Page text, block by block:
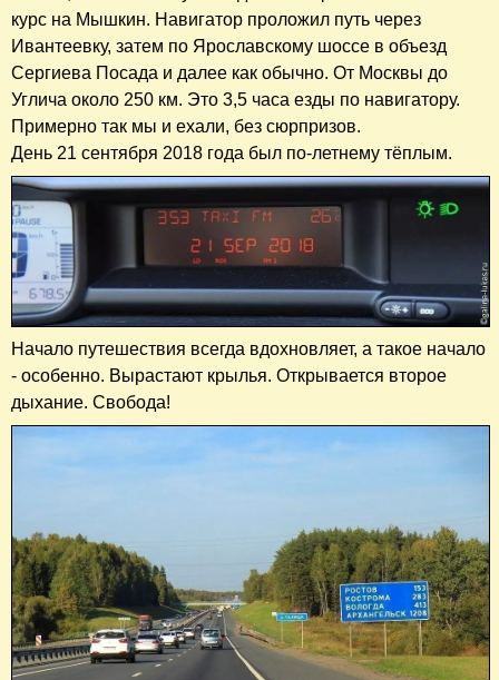
курс на Мышкин. Навигатор проложил путь через
Ивантеевку, затем по Ярославскому шоссе в объезд
Сергиева Посада и далее как обычно. От Москвы до
Углича около 250 км. Это 3,5 часа езды по навигатору.
Примерно так мы и ехали, без сюрпризов.
День 21 сентября 2018 года был по-летнему тёплым.
Начало путешествия всегда вдохновляет, а такое начало
- особенно. Вырастают крылья. Открывается второе
дыхание. Свобода!